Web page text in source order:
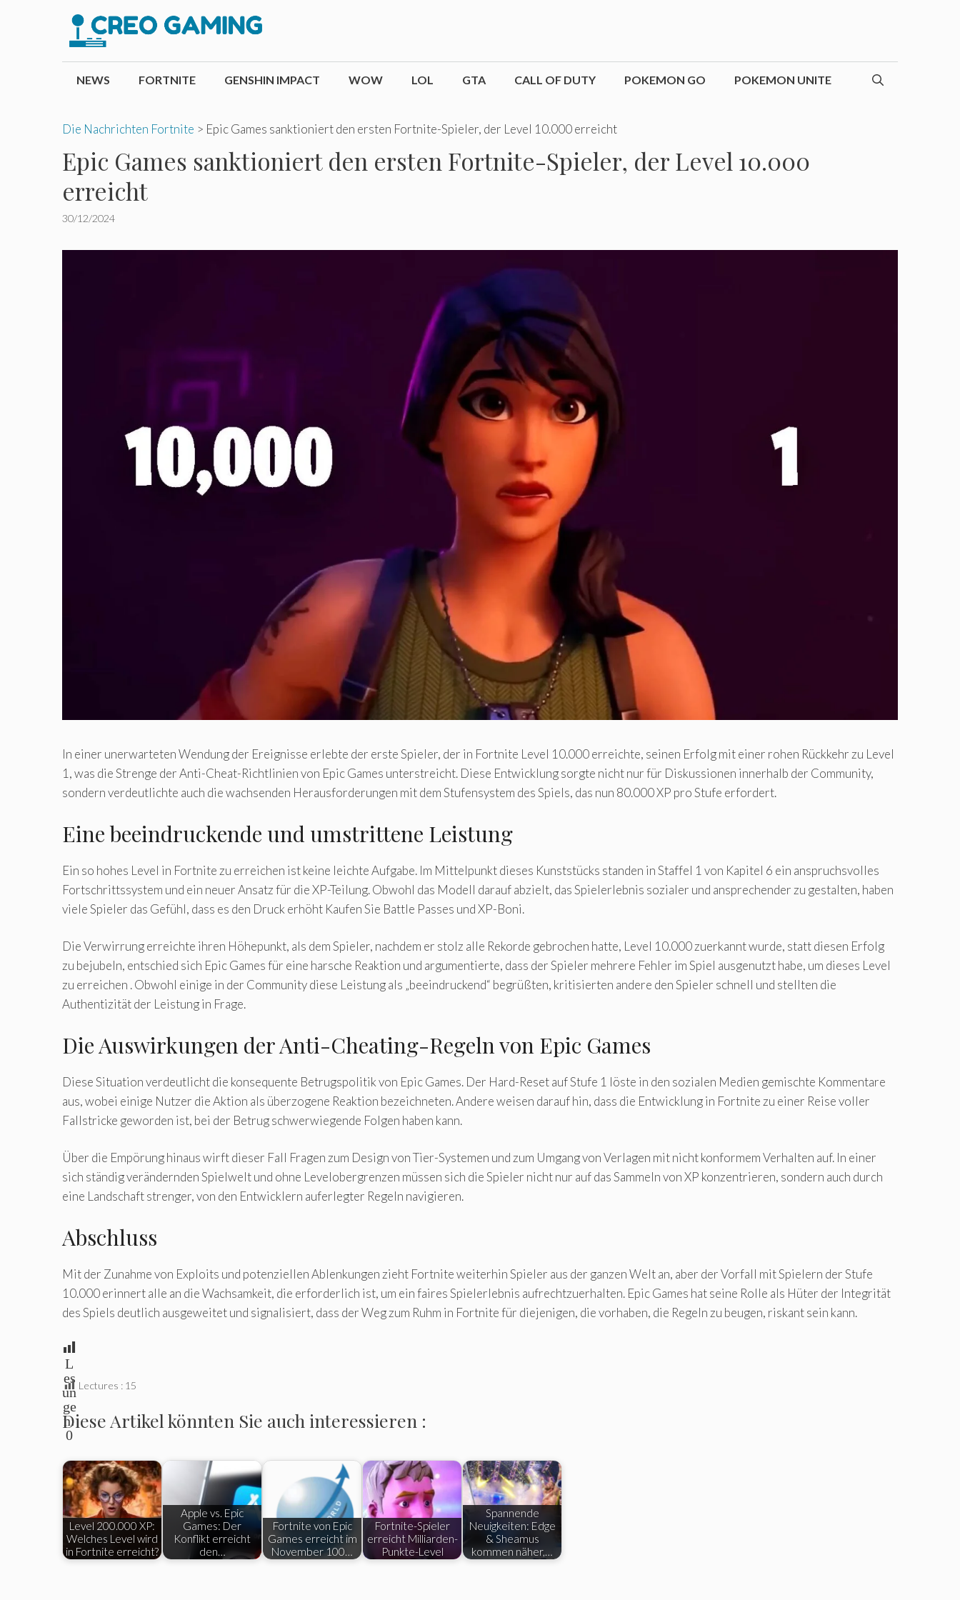
NEWS FORTNITE GENSHIN IMPACT WOW LOL GTA CALL OF DUTY POKEMON GO POKEMON UNITE
Die Nachrichten Fortnite > Epic Games sanktioniert den ersten Fortnite-Spieler, der Level 10.000 erreicht
Epic Games sanktioniert den ersten Fortnite-Spieler, der Level 10.000
erreicht
30/12/2024
In einer unerwarteten Wendung der Ereignisse erlebte der erste Spieler, der in Fortnite Level 10.000 erreichte, seinen Erfolg mit einer rohen Rückkehr zu Level
1, was die Strenge der Anti-Cheat-Richtlinien von Epic Games unterstreicht. Diese Entwicklung sorgte nicht nur für Diskussionen innerhalb der Community,
sondern verdeutlichte auch die wachsenden Herausforderungen mit dem Stufensystem des Spiels, das nun 80.000 XP pro Stufe erfordert.
Eine beeindruckende und umstrittene Leistung
Ein so hohes Level in Fortnite zu erreichen ist keine leichte Aufgabe. Im Mittelpunkt dieses Kunststücks standen in Staffel 1 von Kapitel 6 ein anspruchsvolles
Fortschrittssystem und ein neuer Ansatz für die XP-Teilung. Obwohl das Modell darauf abzielt, das Spielerlebnis sozialer und ansprechender zu gestalten, haben
viele Spieler das Gefühl, dass es den Druck erhöht Kaufen Sie Battle Passes und XP-Boni.
Die Verwirrung erreichte ihren Höhepunkt, als dem Spieler, nachdem er stolz alle Rekorde gebrochen hatte, Level 10.000 zuerkannt wurde, statt diesen Erfolg
zu bejubeln, entschied sich Epic Games für eine harsche Reaktion und argumentierte, dass der Spieler mehrere Fehler im Spiel ausgenutzt habe, um dieses Level
zu erreichen . Obwohl einige in der Community diese Leistung als „beeindruckend“ begrüßten, kritisierten andere den Spieler schnell und stellten die
Authentizität der Leistung in Frage.
Die Auswirkungen der Anti-Cheating-Regeln von Epic Games
Diese Situation verdeutlicht die konsequente Betrugspolitik von Epic Games. Der Hard-Reset auf Stufe 1 löste in den sozialen Medien gemischte Kommentare
aus, wobei einige Nutzer die Aktion als überzogene Reaktion bezeichneten. Andere weisen darauf hin, dass die Entwicklung in Fortnite zu einer Reise voller
Fallstricke geworden ist, bei der Betrug schwerwiegende Folgen haben kann.
Über die Empörung hinaus wirft dieser Fall Fragen zum Design von Tier-Systemen und zum Umgang von Verlagen mit nicht konformem Verhalten auf. In einer
sich ständig verändernden Spielwelt und ohne Levelobergrenzen müssen sich die Spieler nicht nur auf das Sammeln von XP konzentrieren, sondern auch durch
eine Landschaft strenger, von den Entwicklern auferlegter Regeln navigieren.
Abschluss
Mit der Zunahme von Exploits und potenziellen Ablenkungen zieht Fortnite weiterhin Spieler aus der ganzen Welt an, aber der Vorfall mit Spielern der Stufe
10.000 erinnert alle an die Wachsamkeit, die erforderlich ist, um ein faires Spielerlebnis aufrechtzuerhalten. Epic Games hat seine Rolle als Hüter der Integrität
des Spiels deutlich ausgeweitet und signalisiert, dass der Weg zum Ruhm in Fortnite für diejenigen, die vorhaben, die Regeln zu beugen, riskant sein kann.
L
es
un
ge
n:
0
Lectures : 15
Diese Artikel könnten Sie auch interessieren :
Level 200.000 XP:
Welches Level wird
in Fortnite erreicht?
Apple vs. Epic
Games: Der
Konflikt erreicht
den…
Fortnite von Epic
Games erreicht im
November 100…
Fortnite-Spieler
erreicht Milliarden-
Punkte-Level
Spannende
Neuigkeiten: Edge
& Sheamus
kommen näher,…